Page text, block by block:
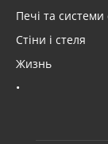
Печі та
Стіни і стеля
Жизнь
•